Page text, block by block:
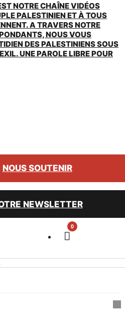
NOTRE CHAÎNE VIDÉOS
PALESTINIEN ET À TOUS
A TRAVERS NOTRE
NOUS VOUS
DES PALESTINIENS SOUS
UNE PAROLE LIBRE POUR
NOUS SOUTENIR
NEWSLETTER
0